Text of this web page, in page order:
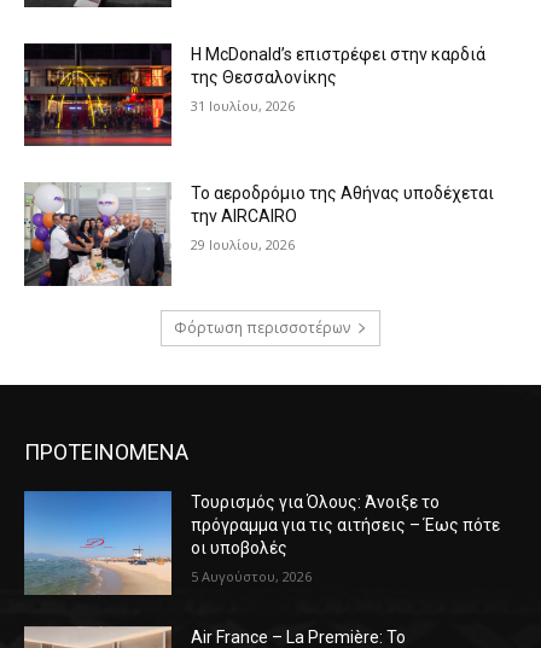
Η McDonald’s επιστρέφει στην καρδιά
της Θεσσαλονίκης
31 Ιουλίου, 2026
Το αεροδρόμιο της Αθήνας υποδέχεται
την AIRCAIRO
29 Ιουλίου, 2026
Φόρτωση περισσοτέρων
ΠΡΟΤΕΙΝΟΜΕΝΑ
Τουρισμός για Όλους: Άνοιξε το
πρόγραμμα για τις αιτήσεις – Έως πότε
οι υποβολές
5 Αυγούστου, 2026
Air France – La Première: Το